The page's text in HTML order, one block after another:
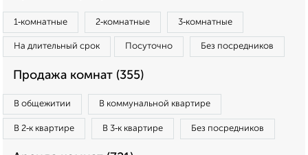
1‑комнатные 2‑комнатные 3‑комнатные
На длительный срок Посуточно Без посредников
Продажа комнат (355)
В общежитии В коммунальной квартире
В 2‑к квартире В 3‑к квартире Без посредников